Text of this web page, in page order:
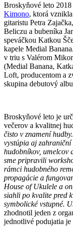
Broskyňové leto
Kimono, ktorá
gitaristu Petra
Beliczu a bubeníka
speváčkou Katkou
kapele Medial
v triu s Valérom
(Medial Banana,
Loft, producentom a
skupina debutový
Broskyňové leto je
večerov a kvalitnej
čisto v znamení
vystúpia aj
hudobníkov, umelcov
sme pripravili
rámci hudobného
propagácie a
House of Ukulele a
siahli po kvalite pred
symbolické vstupné.
zhodnotil jeden z
jednotlivé podujatia je